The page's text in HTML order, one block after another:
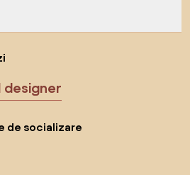
designer
de socializare